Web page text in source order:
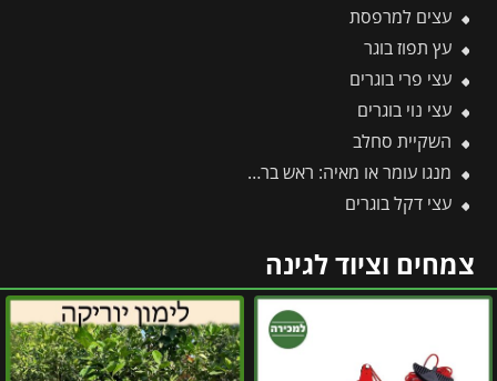
עצים למרפסת
עץ תפוז בוגר
עצי פרי בוגרים
עצי נוי בוגרים
השקיית סחלב
מנגו עומר או מאיה: ראש בראש – מי מהם עדיף לגדל בגינה?
עצי דקל בוגרים
צמחים וציוד לגינה